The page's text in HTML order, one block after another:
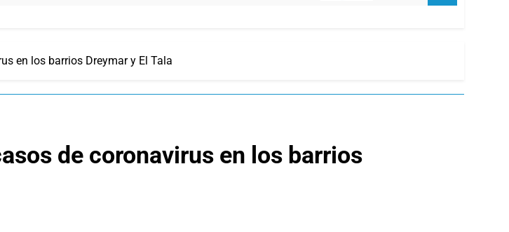
en los barrios Dreymar y El Tala
de coronavirus en los barrios